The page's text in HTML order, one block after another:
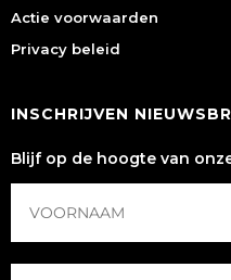
Actie voorwaarden
Privacy beleid
INSCHRIJVEN
Blijf op de hoogte van